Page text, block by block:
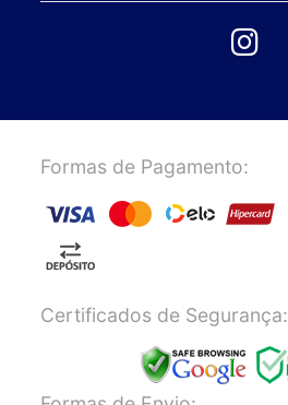
Formas de Pagamento:
Certificados de Segurança: